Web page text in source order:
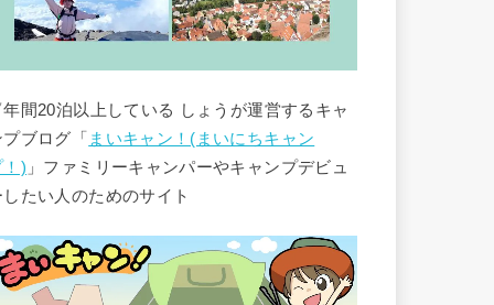
間20泊以上している しょうが運営するキャ
ブログ「 まいキャン！(まいにちキャン
！) 」ファミリーキャンパーやキャンプデビュ
したい人のためのサイト